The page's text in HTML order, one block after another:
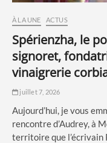
À LA UNE ACTUS
spérienzha, le podcast : audrey
signoret,
vinaigrerie
juillet 7, 2026
Aujourd’hui, je vous
rencontre d’Audrey, à
territoire que